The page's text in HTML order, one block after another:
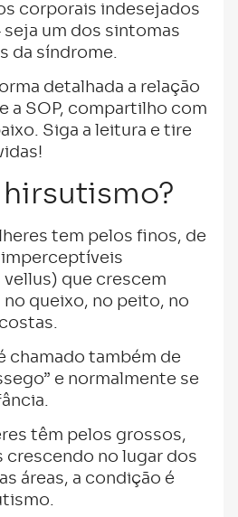
corporais indesejados
um dos sintomas
da síndrome.
detalhada a relação
a SOP, compartilho com
Siga a leitura e tire
hirsutismo?
tem pelos finos, de
imperceptíveis
que crescem
no queixo, no peito, no
chamado também de
e normalmente se
têm pelos grossos,
crescendo no lugar dos
áreas, a condição é